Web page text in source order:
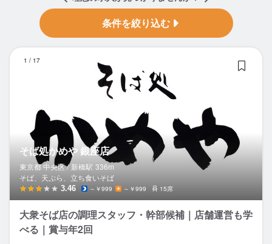
条件を絞り込む
1 / 17
そば処かめや 銀座店
東京都 中央区 / 新橋駅 336m
そば、天ぷら、立ち食いそば
3.46 ～￥999 ～￥999 15席
大衆そば店の調理スタッフ・幹部候補｜店舗運営も学
べる｜賞与年2回